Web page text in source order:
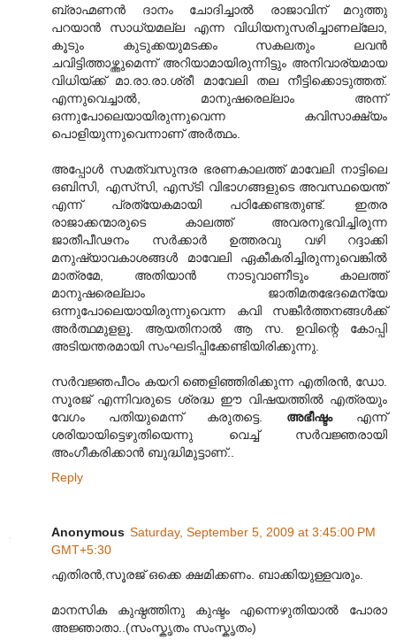
ബ്രാഹ്മണന്‍ ദാനം ചോദിച്ചാല്‍ രാജാവിന് മറുത്തു
പറയാന്‍ സാധ്യമല്ല എന്ന വിധിയനുസരിച്ചാണല്ലോ,
കൂടും കുടുക്കയുമടക്കം സകലതും ലവന്‍
ചവിട്ടിത്താഴ്ത്തുമെന്ന് അറിയാമായിരുന്നിട്ടും അനിവാര്യമായ
വിധിയ്ക്ക് മാ.രാ.രാ.ശ്രീ മാവേലി തല നീട്ടിക്കൊടുത്തത്.
എന്നുവെച്ചാല്‍, മാനുഷരെല്ലാം അന്ന്
ഒന്നുപോലെയായിരുന്നുവെന്ന കവിസാക്ഷ്യം
പൊളിയുന്നുവെന്നാണ് അര്‍ത്ഥം.
അപ്പോള്‍ സമത്വസുന്ദര ഭരണകാലത്ത് മാവേലി നാട്ടിലെ
ഒബിസി, എസ്‍സി, എസ്‍‍ടി വിഭാഗങ്ങളുടെ അവസ്ഥയെന്ത്
എന്ന് പ്രത്യേകമായി പഠിക്കേണ്ടതുണ്ട്. ഇതര
രാജാക്കന്മാരുടെ കാലത്ത് അവരനുഭവിച്ചിരുന്ന
ജാതീപീഢനം സര്‍ക്കാര്‍ ഉത്തരവു വഴി റദ്ദാക്കി
മനുഷ്യാവകാശങ്ങള്‍ മാവേലി ഏകീകരിച്ചിരുന്നുവെങ്കില്‍
മാത്രമേ, അതിയാന്‍ നാടുവാണീടും കാലത്ത്
മാനുഷരെല്ലാം ജാതിമതഭേദമെന്യേ
ഒന്നുപോലെയായിരുന്നുവെന്ന കവി സങ്കീര്‍ത്തനങ്ങള്‍ക്ക്
അര്‍ത്ഥമുളളൂ. ആയതിനാല്‍ ആ സ. ഉവിന്റെ കോപ്പി
അടിയന്തരമായി സംഘടിപ്പിക്കേണ്ടിയിരിക്കുന്നു.
സര്‍വജ്ഞപീഠം കയറി ഞെളിഞ്ഞിരിക്കുന്ന എതിരന്‍, ഡോ.
സൂരജ് എന്നിവരുടെ ശ്രദ്ധ ഈ വിഷയത്തില്‍ എത്രയും
വേഗം പതിയുമെന്ന് കരുതട്ടെ. അഭീഷ്ടം എന്ന്
ശരിയായിട്ടെഴുതിയെന്നു വെച്ച് സര്‍വജ്ഞരായി
അംഗീകരിക്കാന്‍ ബുദ്ധിമുട്ടാണ്..
Reply
Anonymous Saturday, September 5, 2009 at 3:45:00 PM
GMT+5:30
എതിരന്‍,സൂരജ് ഒക്കെ ക്ഷമിക്കണം. ബാക്കിയുള്ളവരും.
മാനസിക കുഷ്ഠത്തിനു കുഷ്ടം എന്നെഴുതിയാല്‍ പോരാ
അജ്ഞാതാ..(സംസ്കൃതം സംസ്കൃതം)